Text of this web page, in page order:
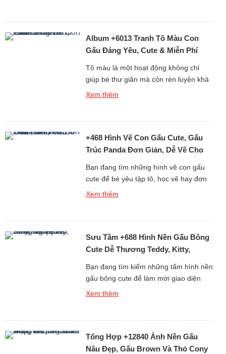
ngầu, đến những ảnh gấu […]
Album +6013 Tranh Tô Màu Con
Gấu Đáng Yêu, Cute & Miễn Phí
Tô màu là một hoạt động không chỉ
giúp bé thư giãn mà còn rèn luyện khả
năng tư duy, sự kiên nhẫn và óc sáng
tập hơn 6013 […]
Xem thêm
+468 Hình Vẽ Con Gấu Cute, Gấu
Trúc Panda Đơn Giản, Dễ Vẽ Cho
Bạn đang tìm những hình vẽ con gấu
cute để bé yêu tập tô, học vẽ hay đơn
giản là làm ảnh trang trí, sticker, sổ tay?
đáng yêu […]
Xem thêm
Sưu Tầm +688 Hình Nền Gấu Bông
Cute Dễ Thương Teddy, Kitty,
Bạn đang tìm kiếm những tấm hình nền
gấu bông cute để làm mới giao diện
điện thoại hay máy tính mỗi ngày? Bộ
kế mềm mại, đáng yêu và […]
Xem thêm
Tổng Hợp +12840 Ảnh Nền Gấu
Nâu Đẹp, Gấu Brown Và Thỏ Cony